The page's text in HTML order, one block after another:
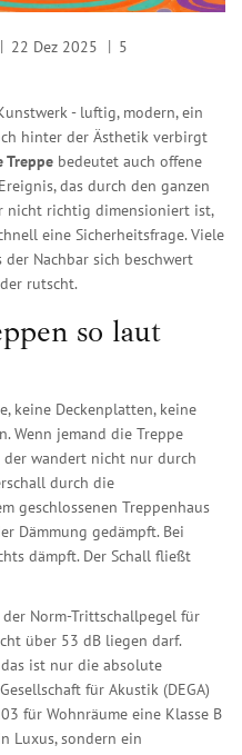
22 Dez 2025
5
- luftig, modern, ein
hinter der Ästhetik verbirgt
Treppe bedeutet auch offene
das durch den ganzen
nicht richtig dimensioniert ist,
eine Sicherheitsfrage. Viele
der Nachbar sich beschwert
rutscht.
so laut
keine Deckenplatten, keine
Wenn jemand die Treppe
wandert nicht nur durch
durch die
geschlossenen Treppenhaus
Dämmung gedämpft. Bei
dämpft. Der Schall fließt
Norm-Trittschallpegel für
über 53 dB liegen darf.
ist nur die absolute
für Akustik (DEGA)
für Wohnräume eine Klasse B
Luxus, sondern ein